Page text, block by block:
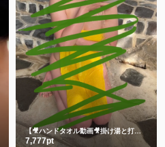
【🎥ハンドタオル動画🎥掛け湯と打たせ湯】温泉に入る時は掛け湯しよ💕打たせ湯熱すぎた😂
7,777pt